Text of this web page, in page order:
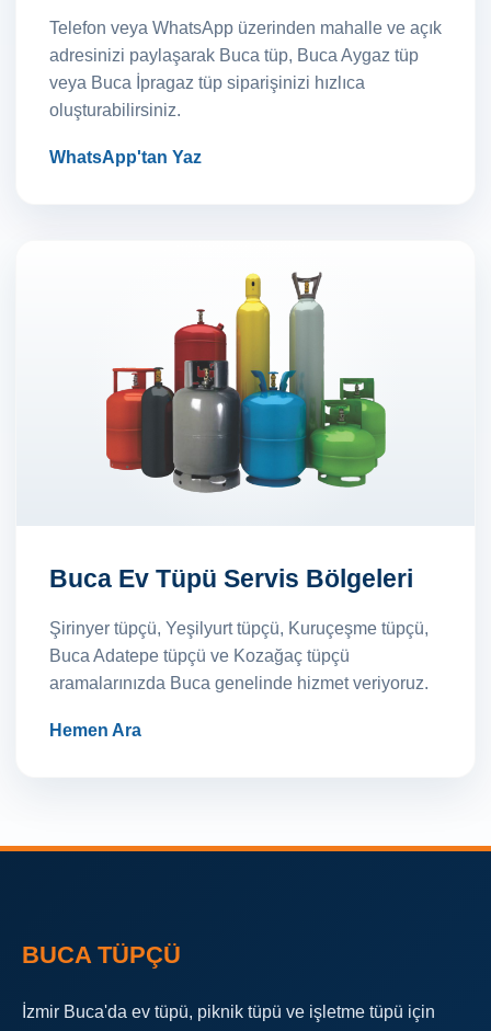
Telefon veya WhatsApp üzerinden mahalle ve açık
adresinizi paylaşarak Buca tüp, Buca Aygaz tüp
veya Buca İpragaz tüp siparişinizi hızlıca
oluşturabilirsiniz.
WhatsApp'tan Yaz
Buca Ev Tüpü Servis Bölgeleri
Şirinyer tüpçü, Yeşilyurt tüpçü, Kuruçeşme tüpçü,
Buca Adatepe tüpçü ve Kozağaç tüpçü
aramalarınızda Buca genelinde hizmet veriyoruz.
Hemen Ara
BUCA TÜPÇÜ
İzmir Buca'da ev tüpü, piknik tüpü ve işletme tüpü için